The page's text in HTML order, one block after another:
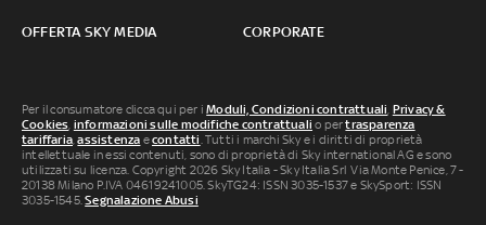
OFFERTA SKY MEDIA CORPORATE
Per il consumatore clicca qui per iModuli, Condizioni contrattuali, Privacy &
Cookies, informazioni sulle modifiche contrattuali o pertrasparenza
tariffaria,assistenza econtatti. Tutti i marchi Sky e i diritti di proprietà
intellettuale in essi contenuti, sono di proprietà di Sky international AG e sono
utilizzati su licenza. Copyright 2026 Sky Italia - Sky Italia Srl Via Monte Penice, 7 -
20138 Milano P.IVA 04619241005. SkyTG24: ISSN 3035-1537 e SkySport: ISSN
3035-1545.Segnalazione Abusi